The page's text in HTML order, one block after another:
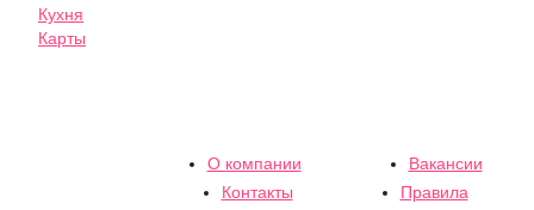
Кухня
Карты
О компании
Вакансии
Контакты
Правила